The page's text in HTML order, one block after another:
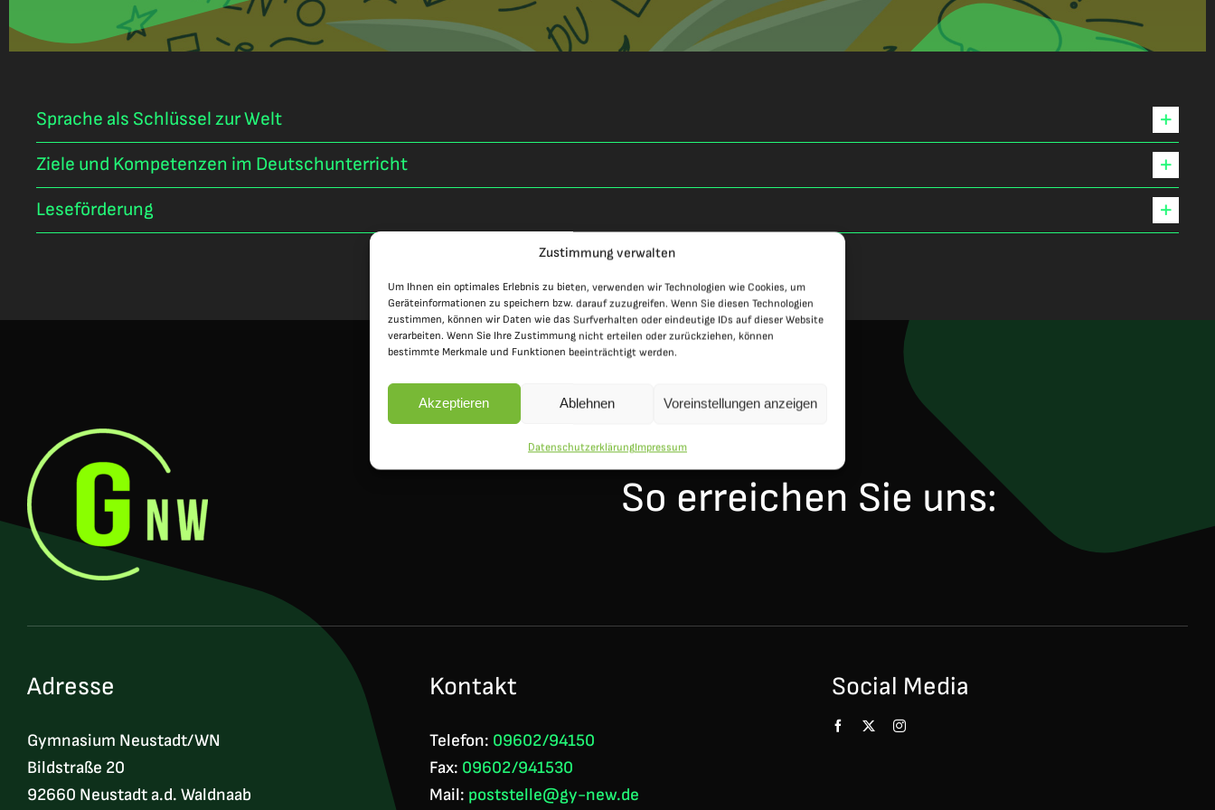
Zustimmung verwalten
Um Ihnen ein optimales Erlebnis zu bieten, verwenden wir Technologien wie Cookies, um
Geräteinformationen zu speichern bzw. darauf zuzugreifen. Wenn Sie diesen Technologien
zustimmen, können wir Daten wie das Surfverhalten oder eindeutige IDs auf dieser Website
verarbeiten. Wenn Sie Ihre Zustimmung nicht erteilen oder zurückziehen, können
bestimmte Merkmale und Funktionen beeinträchtigt werden.
Akzeptieren Ablehnen Voreinstellungen anzeigen
DatenschutzerklärungImpressum
Sprache als Schlüssel zur Welt
Ziele und Kompetenzen im Deutschunterricht
Leseförderung
So erreichen Sie uns:
Adresse
Gymnasium Neustadt/WN
Bildstraße 20
92660 Neustadt a.d. Waldnaab
Kontakt
Telefon: 09602/94150
Fax: 09602/941530
Mail: poststelle@gy-new.de
Social Media